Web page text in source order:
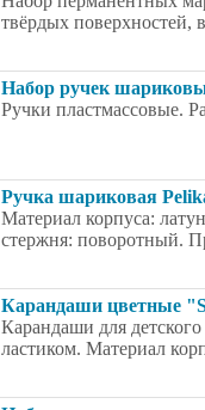
твёрдых поверхностей,
Набор ручек
Ручки пластмассовые.
Ручка шариковая
Материал корпуса:
стержня: поворотный.
Карандаши цветные
Карандаши для
ластиком. Материал